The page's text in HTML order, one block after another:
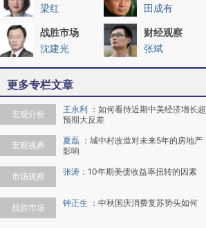
梁红
田成有
战胜市场
沈建光
财经观察
张斌
更多专栏文章
宏观分析 王永利 ： 如何看待近期中美经济增长超
预期大反差
宏观视界 夏磊 ： 城中村改造对未来5年的房地产
影响
市场观察 张涛 ： 10年期美债收益率扭转的因素
战胜市场 钟正生 ： 中秋国庆消费复苏势头如何